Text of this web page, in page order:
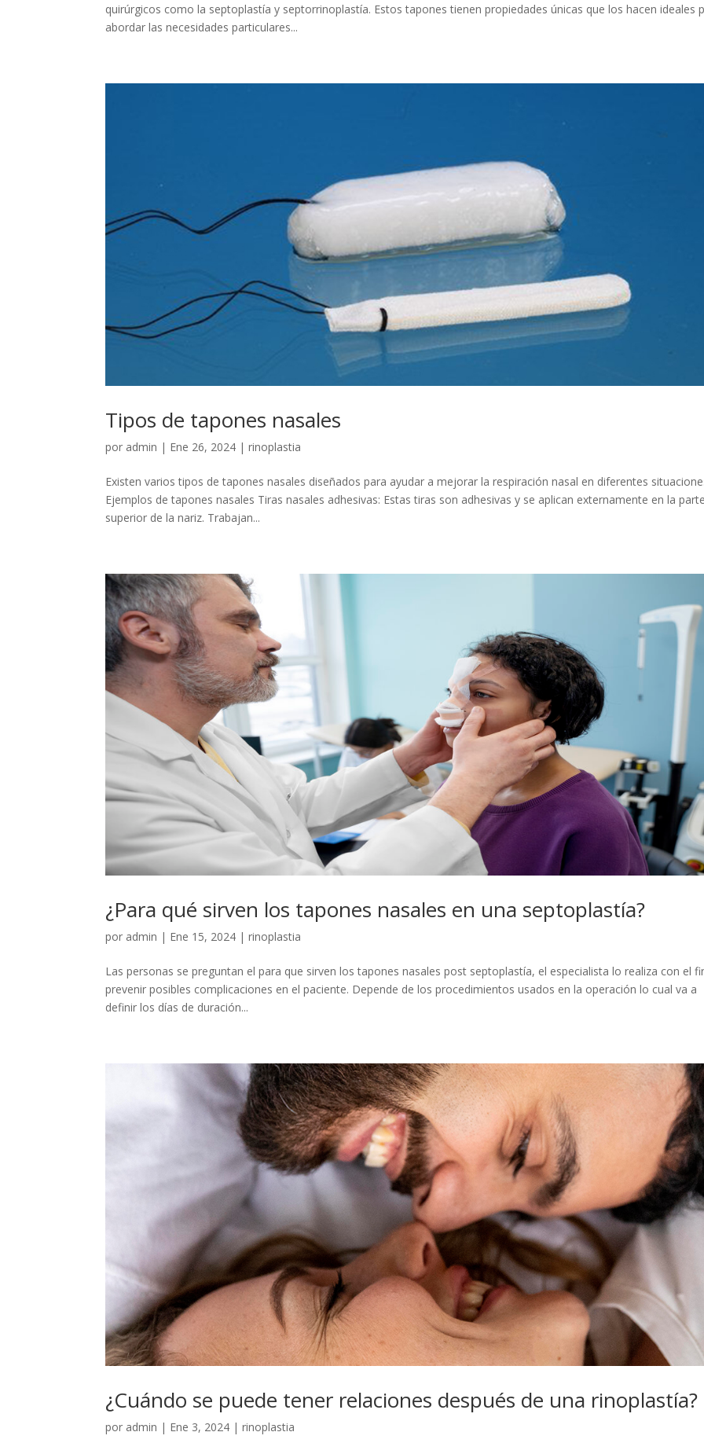
quirúrgicos como la septoplastía y septorrinoplastía. Estos tapones tienen propiedades únicas que los hacen ideales
abordar las necesidades particulares...
Tipos de tapones nasales
por admin | Ene 26, 2024 |rinoplastia
Existen varios tipos de tapones nasales diseñados para ayudar a mejorar la respiración nasal en diferentes
Ejemplos de tapones nasales Tiras nasales adhesivas: Estas tiras son adhesivas y se aplican externamente en la
superior de la nariz. Trabajan...
¿Para qué sirven los tapones nasales en una septoplastía?
por admin | Ene 15, 2024 |rinoplastia
Las personas se preguntan el para que sirven los tapones nasales post septoplastía, el especialista lo realiza con el
prevenir posibles complicaciones en el paciente. Depende de los procedimientos usados en la operación lo cual va a
definir los días de duración...
¿Cuándo se puede tener relaciones después de una rinoplastía?
por admin | Ene 3, 2024 |rinoplastia